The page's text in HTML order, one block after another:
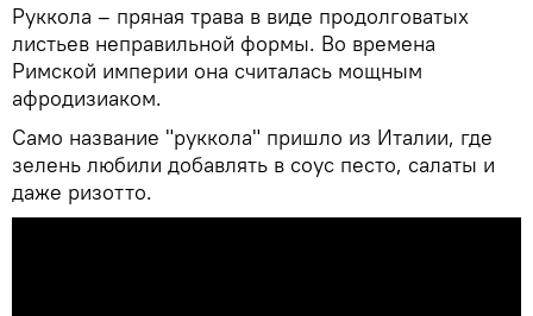
Руккола – пряная трава в виде продолговатых
листьев неправильной формы. Во времена
Римской империи она считалась мощным
афродизиаком.
Само название "руккола" пришло из Италии, где
зелень любили добавлять в соус песто, салаты и
даже ризотто.